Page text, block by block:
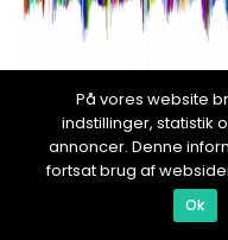
redaktionel
iPhone ringer ikke
På vores website
indstillinger, statistik
annoncer. Denne
fortsat brug af
Ok